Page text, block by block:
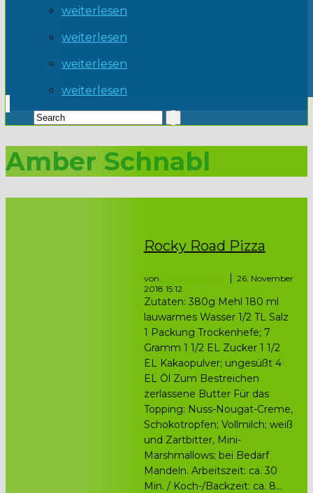
weiterlesen
weiterlesen
weiterlesen
weiterlesen
Amber Schnabl
Rocky Road Pizza
von
26. November
2018 15:12
Zutaten: 380g Mehl 180 ml
lauwarmes Wasser 1/2 TL Salz
1 Packung Trockenhefe; 7
Gramm 1 1/2 EL Zucker 1 1/2
EL Kakaopulver; ungesüßt 4
EL Öl Zum Bestreichen
zerlassene Butter Für das
Topping: Nuss-Nougat-Creme,
Schokotropfen; Vollmilch; weiß
und Zartbitter, Mini-
Marshmallows; bei Bedarf
Mandeln. Arbeitszeit: ca. 30
Min. / Koch-/Backzeit: ca. 8...